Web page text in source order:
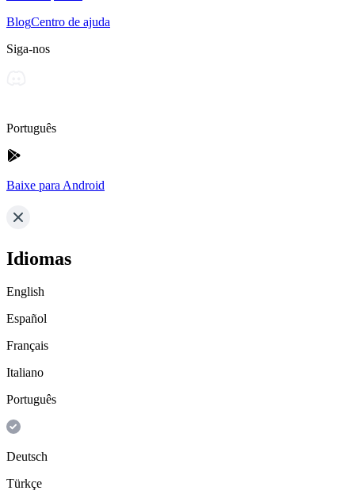
BlogCentro de ajuda
Siga-nos
Português
Baixe para Android
Idiomas
English
Español
Français
Italiano
Português
Deutsch
Türkçe